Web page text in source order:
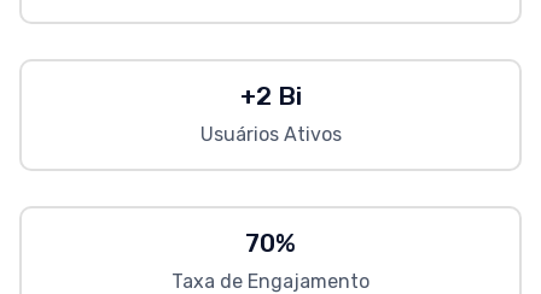
+2 Bi
Usuários Ativos
70%
Taxa de Engajamento